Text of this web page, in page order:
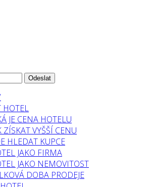
HOTEL
JE CENA HOTELU
ZÍSKAT VYŠŠÍ CENU
HLEDAT KUPCE
JAKO FIRMA
JAKO NEMOVITOST
DOBA PRODEJE